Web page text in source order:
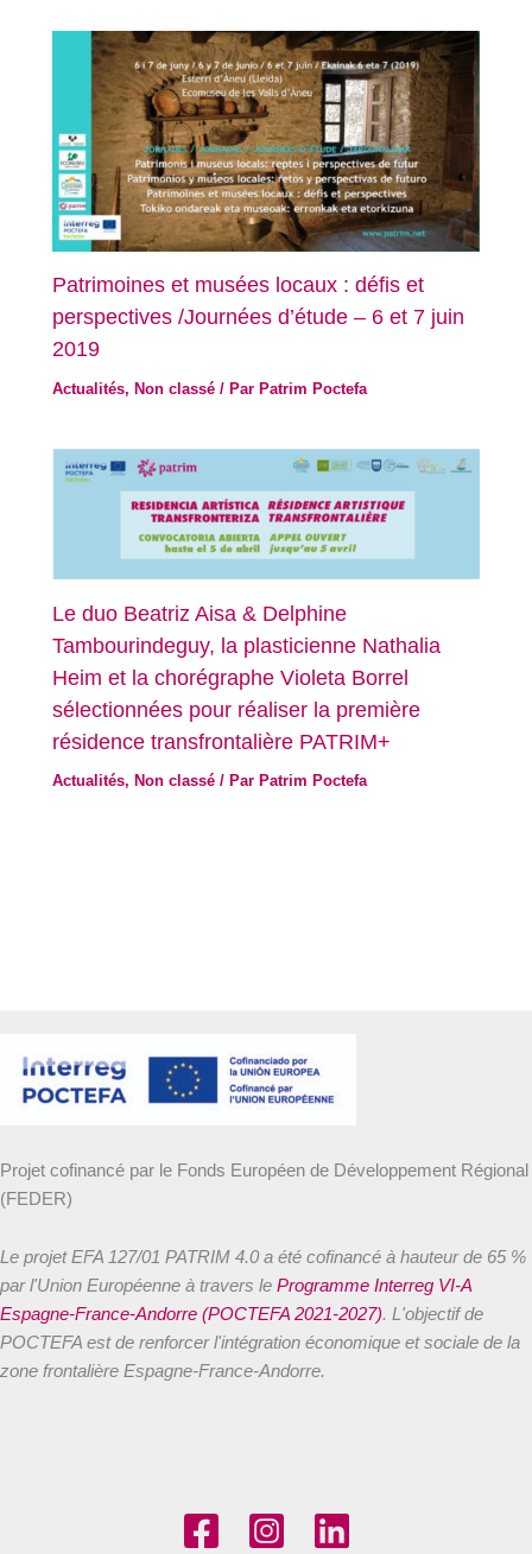
Patrimoines et musées locaux : défis et
perspectives /Journées d’étude – 6 et 7 juin
2019
Actualités, Non classé / Par Patrim Poctefa
Le duo Beatriz Aisa & Delphine
Tambourindeguy, la plasticienne Nathalia
Heim et la chorégraphe Violeta Borrel
sélectionnées pour réaliser la première
résidence transfrontalière PATRIM+
Actualités, Non classé / Par Patrim Poctefa
Projet cofinancé par le Fonds Européen de Développement Régional
(FEDER)
Le projet EFA 127/01 PATRIM 4.0 a été cofinancé à hauteur de 65 %
par l'Union Européenne à travers le Programme Interreg VI-A
Espagne-France-Andorre (POCTEFA 2021-2027). L'objectif de
POCTEFA est de renforcer l'intégration économique et sociale de la
zone frontalière Espagne-France-Andorre.